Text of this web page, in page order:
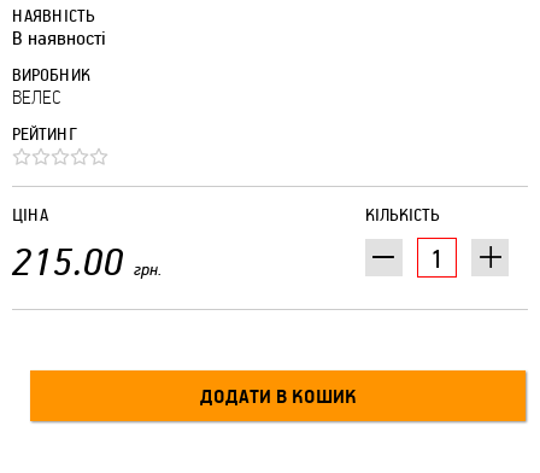
НАЯВНІСТЬ
В наявності
ВИРОБНИК
ВЕЛЕС
РЕЙТИНГ
КІЛЬКІСТЬ
ЦІНА
215.00 грн.